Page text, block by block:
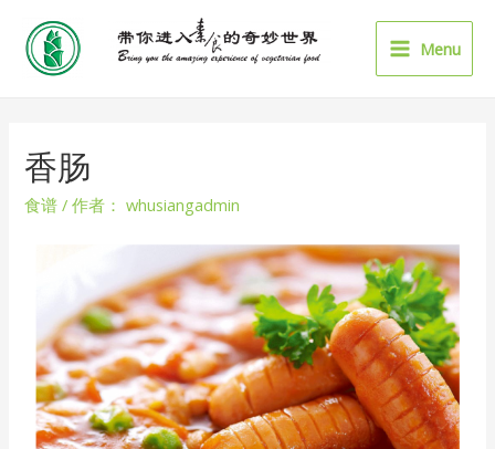
Menu
香肠
食谱 / 作者： whusiangadmin